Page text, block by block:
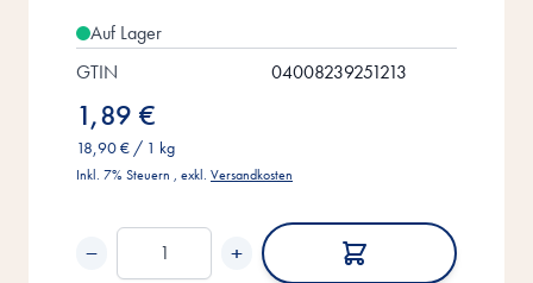
Auf Lager
GTIN
04008239251213
1,89 €
18,90 € / 1 kg
Inkl. 7% Steuern , exkl. Versandkosten
− +